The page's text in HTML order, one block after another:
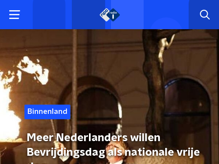
Binnenland
Meer Nederlanders willen
Bevrijdingsdag als nationale vrije